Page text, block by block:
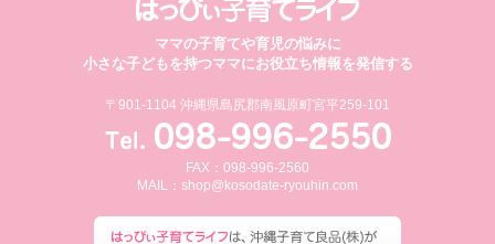
ママの子育てや育児の悩みに
小さな子どもを持つママにお役立ち情報を発信する
〒901-1104 沖縄県島尻郡南風原町宮平259-101
FAX：098-996-2560
MAIL： shop@kosodate-ryouhin.com